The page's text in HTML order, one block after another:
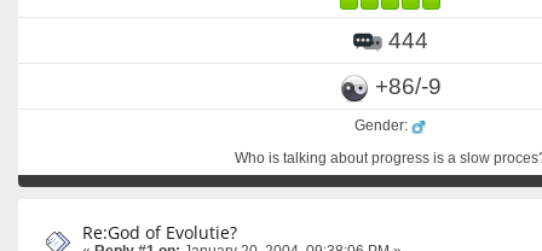
444
+86/-9
Gender:
Who is talking about progress is a slow
Re:God of Evolutie?